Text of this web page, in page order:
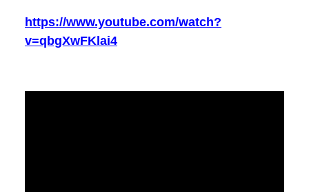
https://www.youtube.com/watch?
v=qbgXwFKlai4